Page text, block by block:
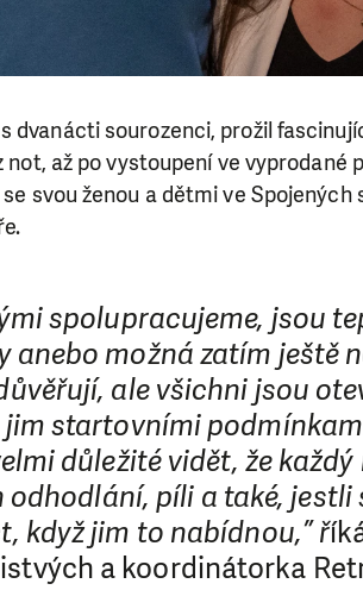
dvanácti sourozenci, prožil
až po vystoupení ve vyprodané
svou ženou a dětmi ve
spolupracujeme, jsou
anebo možná zatím ještě
ale všichni jsou
startovními
důležité vidět, že
odhodlání, píli a také, jestli
když jim to nabídnou,” ř
a koordinátorka